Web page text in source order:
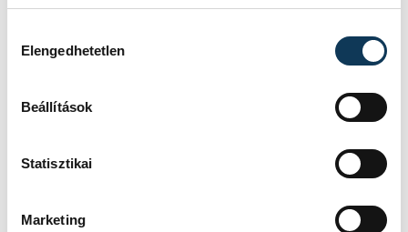
Elengedhetetlen
Beállítások
Statisztikai
Marketing
alapján elérhető, előzetes egyeztetést
követően.